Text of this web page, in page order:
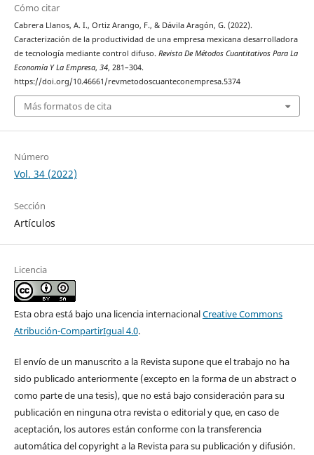
Cómo citar
Cabrera Llanos, A. I., Ortiz Arango, F., & Dávila Aragón, G. (2022).
Caracterización de la productividad de una empresa mexicana desarrolladora
de tecnología mediante control difuso. Revista De Métodos Cuantitativos Para La
Economía Y La Empresa, 34, 281–304.
https://doi.org/10.46661/revmetodoscuanteconempresa.5374
Más formatos de cita
Número
Vol. 34 (2022)
Sección
Artículos
Licencia
Esta obra está bajo una licencia internacionalCreative Commons
Atribución-CompartirIgual 4.0.
El envío de un manuscrito a la Revista supone que el trabajo no ha
sido publicado anteriormente (excepto en la forma de un abstract o
como parte de una tesis), que no está bajo consideración para su
publicación en ninguna otra revista o editorial y que, en caso de
aceptación, los autores están conforme con la transferencia
automática del copyright a la Revista para su publicación y difusión.